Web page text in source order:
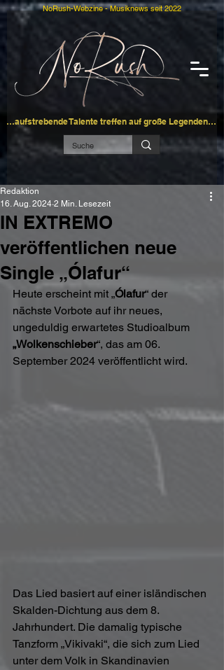
…aufstrebende Talente treffen auf große Legenden…
NoRush-Webzine - Musiknews seit 2022
IN EXTREMO
veröffentlichen neue
Single „Ólafur“
Redaktion
16. Aug. 2024 2 Min. Lesezeit
Heute erscheint mit „Ólafur“ der
nächste Vorbote auf ihr neues,
ungeduldig erwartetes Studioalbum
„Wolkenschieber“, das am 06.
September 2024 veröffentlicht wird.
Das Lied basiert auf einer isländischen
Skalden-Dichtung aus dem 8.
Jahrhundert. Die damalig typische
Tanzform „Vikivaki“, die sich zum Lied
unter dem Volk in Skandinavien